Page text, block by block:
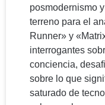
posmodernismo
terreno para el
Runner» y
interrogantes
conciencia,
sobre lo que
saturado de